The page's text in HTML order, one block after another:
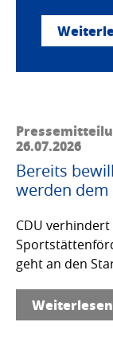
26.07.2026
Bereits
werden
CDU
geht an den
Weiterlesen